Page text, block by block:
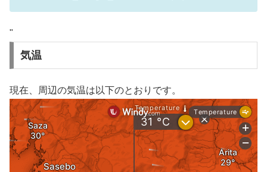
"
気温
現在、周辺の気温は以下のとおりです。